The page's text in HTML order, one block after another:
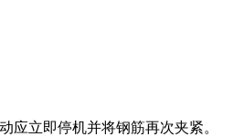
应立即停机并将钢筋再次夹紧。